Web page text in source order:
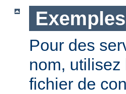
Exemples
Pour des
nom,
fichier de